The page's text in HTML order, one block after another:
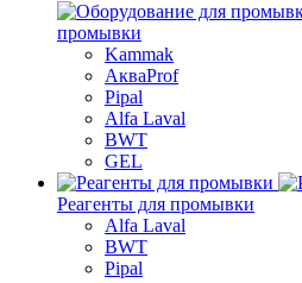
промывки
Kammak
АкваProf
Pipal
Alfa Laval
BWT
GEL
Реагенты для промывки
Alfa Laval
BWT
Pipal